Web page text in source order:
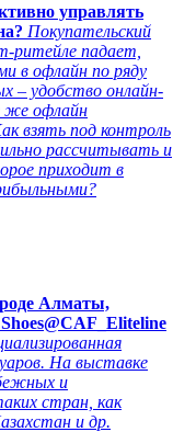
управлять
Покупательский
ритейле падает,
в офлайн по ряду
– удобство онлайн-
же офлайн
взять под контроль
рассчитывать и
приходит в
Алматы,
На выставке
и
стран, как
и др.